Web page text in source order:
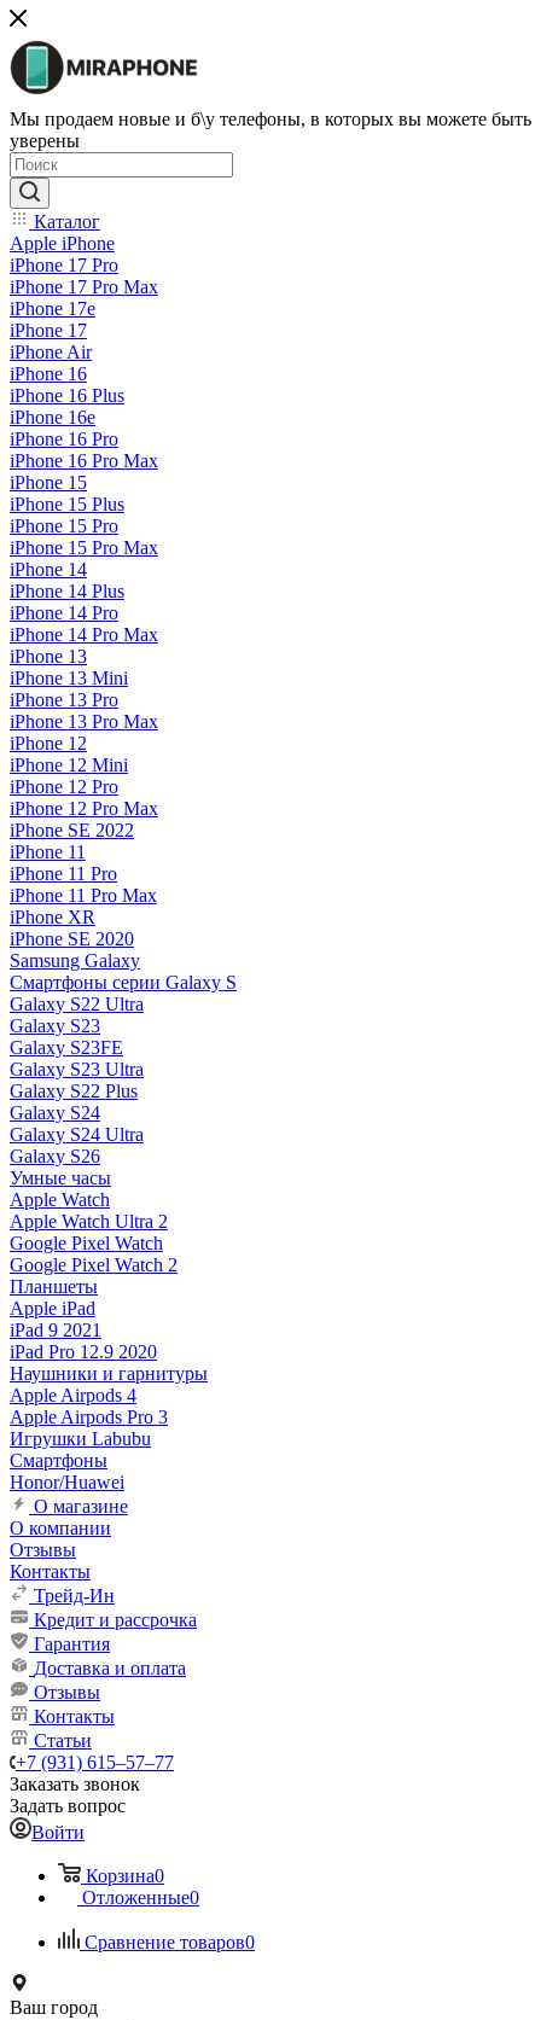
Мы продаем новые и б\у телефоны, в которых вы можете быть
уверены
Каталог
Apple iPhone
iPhone 17 Pro
iPhone 17 Pro Max
iPhone 17e
iPhone 17
iPhone Air
iPhone 16
iPhone 16 Plus
iPhone 16e
iPhone 16 Pro
iPhone 16 Pro Max
iPhone 15
iPhone 15 Plus
iPhone 15 Pro
iPhone 15 Pro Max
iPhone 14
iPhone 14 Plus
iPhone 14 Pro
iPhone 14 Pro Max
iPhone 13
iPhone 13 Mini
iPhone 13 Pro
iPhone 13 Pro Max
iPhone 12
iPhone 12 Mini
iPhone 12 Pro
iPhone 12 Pro Max
iPhone SE 2022
iPhone 11
iPhone 11 Pro
iPhone 11 Pro Max
iPhone XR
iPhone SE 2020
Samsung Galaxy
Смартфоны серии Galaxy S
Galaxy S22 Ultra
Galaxy S23
Galaxy S23FE
Galaxy S23 Ultra
Galaxy S22 Plus
Galaxy S24
Galaxy S24 Ultra
Galaxy S26
Умные часы
Apple Watch
Apple Watch Ultra 2
Google Pixel Watch
Google Pixel Watch 2
Планшеты
Apple iPad
iPad 9 2021
iPad Pro 12.9 2020
Наушники и гарнитуры
Apple Airpods 4
Apple Airpods Pro 3
Игрушки Labubu
Смартфоны
Honor/Huawei
О магазине
О компании
Отзывы
Контакты
Трейд-Ин
Кредит и рассрочка
Гарантия
Доставка и оплата
Отзывы
Контакты
Статьи
+7 (931) 615‒57‒77
Заказать звонок
Задать вопрос
Войти
Корзина0
Отложенные0
Сравнение товаров0
Ваш город